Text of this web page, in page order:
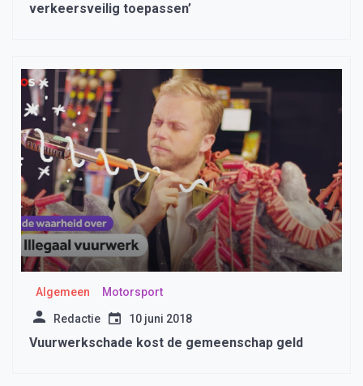
verkeersveilig toepassen’
Algemeen Motorsport
Redactie 10 juni 2018
Vuurwerkschade kost de gemeenschap geld